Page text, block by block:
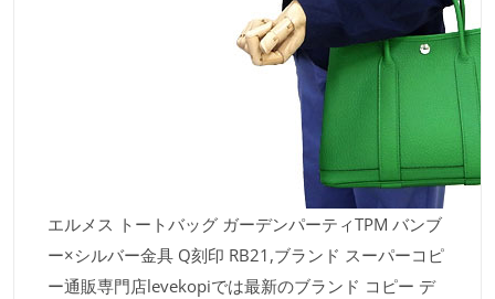
エルメス トートバッグ ガーデンパーティTPM バンブ
ー×シルバー金具 Q刻印 RB21,ブランド スーパーコピ
ー通販専門店levekopiでは最新のブランド コピー デ